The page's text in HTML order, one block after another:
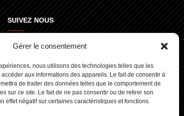
Gérer le consentement
nous utilisons des technologies telles que les
aux informations des appareils. Le fait de consentir à
de traiter des données telles que le comportement de
sur ce site. Le fait de ne pas consentir ou de retirer son
effet négatif sur certaines caractéristiques et fonctions.
SUIVEZ NOUS